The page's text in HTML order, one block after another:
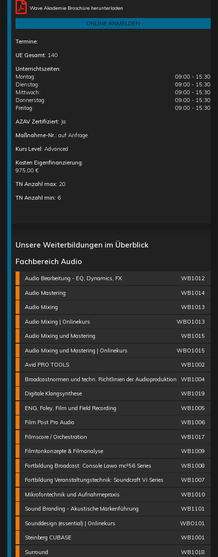
Wave Akademie Broschüre herunterladen
ONLINE ANMELDEN
Termine:
UE Gesamt: 140
Unterrichtszeiten:
Montag:
09:00 - 15:30
Dienstag:
09:00 - 15:30
Mittwoch:
09:00 - 15:30
Donnerstag:
09:00 - 15:30
Freitag:
09:00 - 15:30
AZAV Zertifiziert: Ja
Maßnahme-Nr.: auf Anfrage
Kurs Level: Advanced
Kosten Eigenfinanzierung:
975,00 €
TN Anzahl max: 20
TN Anzahl min: 6
Unsere Weiterbildungen im Überblick
Fachbereich Audio
Audio Bearbeitung - EQ, Dynamics, FX WB1012
Audio Mastering WB1014
Audio Mixing WB1013
Audio Mixing | Onlinekurs WBO1013
Audio Mixing und Mastering WB1015
Audio Mixing und Mastering | Onlinekurs WBO1015
Avid PRO TOOLS WB1002
Broadcastnormen und techn. Richtlinien der Audioproduktion WB1004
Digitale Klangsynthese WB1019
ENG, Foley, Film und Field Recording WB1005
Film Post Pro Audio WB1006
Filmscore / Orchestration WB1017
Filmtonkonzepte & Filmanalyse WB1009
Fortbildung Broadcast: Console Lawo mc²56 Series WB1008
Fortbildung Veranstaltungstechnik: Soundcraft Vi Series WB1007
Mikrofontechnik und Aufnahmepraxis WB1010
Sound Branding - Akustische Markenführung WB1101
Sounddesign (essential) | Onlinekurs WBO101
Steinberg CUBASE WB1001
Surround WB1018